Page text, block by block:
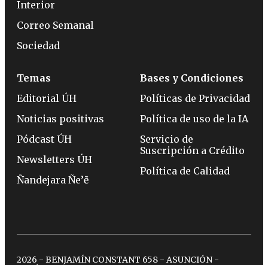
Interior
Correo Semanal
Sociedad
Temas
Editorial ÚH
Noticias positivas
Pódcast ÚH
Newsletters ÚH
Ñandejara Ñe’ẽ
Bases y Condiciones
Políticas de Privacidad
Política de uso de la IA
Servicio de
Suscripción a Crédito
Política de Calidad
2026 - BENJAMÍN CONSTANT 658 - ASUNCIÓN -